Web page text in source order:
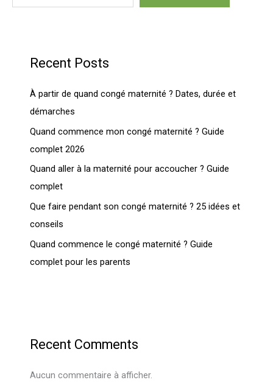
Recent Posts
À partir de quand congé maternité ? Dates, durée et
démarches
Quand commence mon congé maternité ? Guide
complet 2026
Quand aller à la maternité pour accoucher ? Guide
complet
Que faire pendant son congé maternité ? 25 idées et
conseils
Quand commence le congé maternité ? Guide
complet pour les parents
Recent Comments
Aucun commentaire à afficher.